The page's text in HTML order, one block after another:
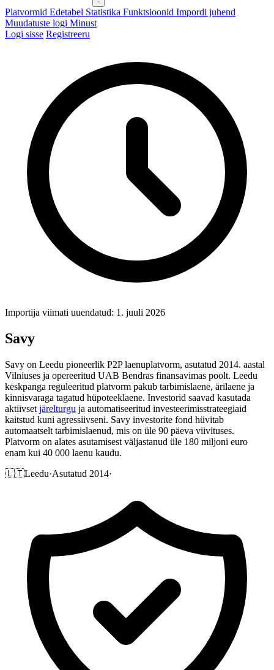
Platvormid Edetabel Statistika Funktsioonid Impordi juhend
Muudatuste logi Minust
Logi sisse Registreeru
Importija viimati uuendatud: 1. juuli 2026
Savy
Savy on Leedu pioneerlik P2P laenuplatvorm, asutatud 2014. aastal
Vilniuses ja opereeritud UAB Bendras finansavimas poolt. Leedu
keskpanga reguleeritud platvorm pakub tarbimislaene, ärilaene ja
kinnisvaraga tagatud hüpoteeklaene. Investorid saavad kasutada
aktiivset järelturgu ja automatiseeritud investeerimisstrateegiaid
kaitstud kuni agressiivseni. Savy investorite fond hüvitab
automaatselt tarbimislaenud, mis on üle 90 päeva viivituses.
Platvorm on alates asutamisest väljastanud üle 180 miljoni euro
enam kui 40 000 laenu kaudu.
🇱🇹Leedu·Asutatud 2014·